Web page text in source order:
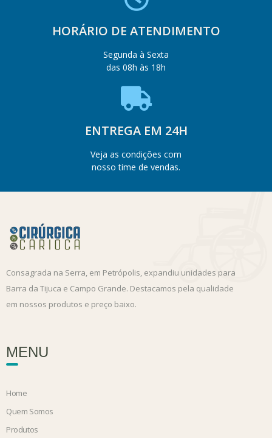
HORÁRIO DE ATENDIMENTO
Segunda à Sexta
das 08h às 18h
ENTREGA EM 24H
Veja as condições com
nosso time de vendas.
Consagrada na Serra, em Petrópolis, expandiu unidades para
Barra da Tijuca e Campo Grande. Destacamos pela qualidade
em nossos produtos e preço baixo.
MENU
Home
Quem Somos
Produtos